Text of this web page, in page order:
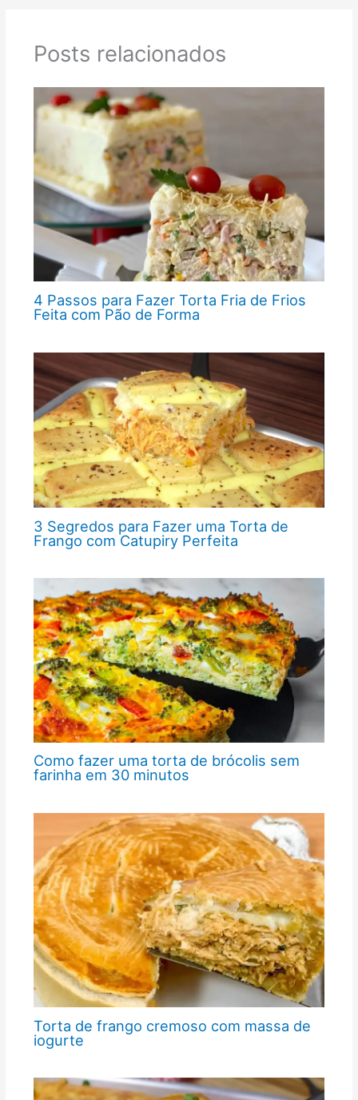
Posts relacionados
4 Passos para Fazer Torta Fria de Frios
Feita com Pão de Forma
3 Segredos para Fazer uma Torta de
Frango com Catupiry Perfeita
Como fazer uma torta de brócolis sem
farinha em 30 minutos
Torta de frango cremoso com massa de
iogurte